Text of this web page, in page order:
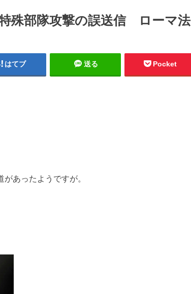
殊部隊攻撃の誤送信 ローマ法
はてブ 送る Pocket
あったようですが。